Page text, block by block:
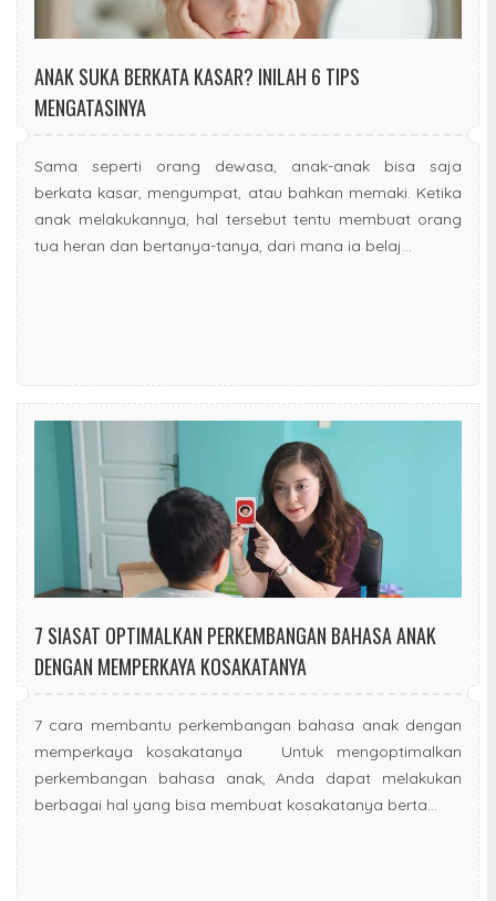
ANAK SUKA BERKATA KASAR? INILAH 6 TIPS
MENGATASINYA
Sama seperti orang dewasa, anak-anak bisa saja
berkata kasar, mengumpat, atau bahkan memaki. Ketika
anak melakukannya, hal tersebut tentu membuat orang
tua heran dan bertanya-tanya, dari mana ia belaj...
7 SIASAT OPTIMALKAN PERKEMBANGAN BAHASA ANAK
DENGAN MEMPERKAYA KOSAKATANYA
7 cara membantu perkembangan bahasa anak dengan
memperkaya kosakatanya Untuk mengoptimalkan
perkembangan bahasa anak, Anda dapat melakukan
berbagai hal yang bisa membuat kosakatanya berta...